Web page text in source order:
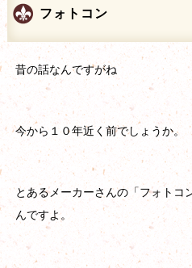
フォトコン
昔の話なんですがね
今から１０年近く前でしょうか。
とあるメーカーさんの「フォトコ
んですよ。